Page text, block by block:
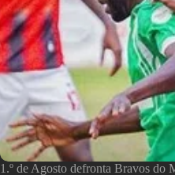
1.º de Agosto defronta Bravos do